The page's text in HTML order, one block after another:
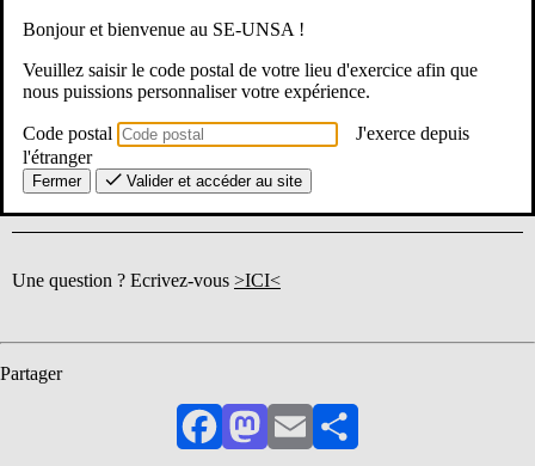
Pour rappel, la prise en charge partielle du prix des titres
d’abonnement correspondant aux déplacements effectués par les
agents publics entre leur résidence habituelle et leur lieu de travail
s’établit à 75% depuis le 1er septembre 2023.
Le document à remplir est disponible>ICI<
Une question ? Ecrivez-vous >ICI<
Partager
FacebookMastodon
EmailPartager
Bonjour et bienvenue au SE-UNSA !
Veuillez saisir le code postal de votre lieu d'exercice afin que
nous puissions personnaliser votre expérience.
Code postal
J'exerce depuis
l'étranger
Fermer Valider et accéder au site